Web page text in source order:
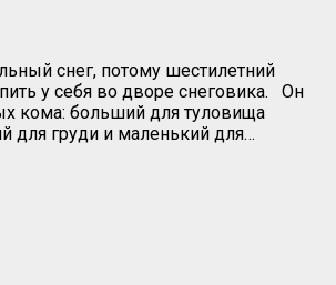
снег, потому шестилетний
у себя во дворе снеговика. Он
кома: больший для туловища
для груди и маленький для…